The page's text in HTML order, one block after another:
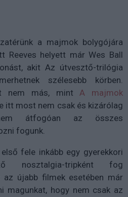
a majmok bolygójára
Reeves helyett már Wes Ball
akit Az útvesztő-trilógia
szélesebb körben.
nem más, mintA majmok
itt most nem csak és kizárólag
átfogóan az összes
fogunk.
fele inkább egy gyerekkori
nosztalgia-tripként fog
az újabb filmek esetében már
magunkat, hogy nem csak az